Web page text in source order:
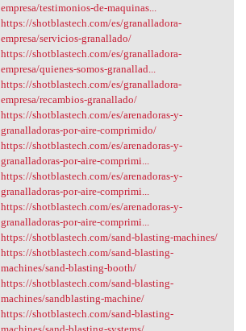
empresa/testimonios-de-maquinas...
https://shotblastech.com/es/granalladora-
empresa/servicios-granallado/
https://shotblastech.com/es/granalladora-
empresa/quienes-somos-granallad...
https://shotblastech.com/es/granalladora-
empresa/recambios-granallado/
https://shotblastech.com/es/arenadoras-y-
granalladoras-por-aire-comprimido/
https://shotblastech.com/es/arenadoras-y-
granalladoras-por-aire-comprimi...
https://shotblastech.com/es/arenadoras-y-
granalladoras-por-aire-comprimi...
https://shotblastech.com/es/arenadoras-y-
granalladoras-por-aire-comprimi...
https://shotblastech.com/sand-blasting-machines/
https://shotblastech.com/sand-blasting-
machines/sand-blasting-booth/
https://shotblastech.com/sand-blasting-
machines/sandblasting-machine/
https://shotblastech.com/sand-blasting-